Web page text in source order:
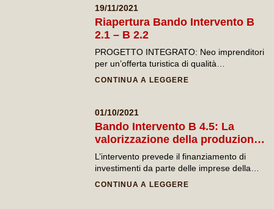
confezionamento e commercializzazione dei
prodotti agricoli di cui all’allegato I del
Trattato, ad eccezione dei prodotti della
pesca.
19/11/2021
Riapertura Bando Intervento B
2.1 – B 2.2
PROGETTO INTEGRATO: Neo imprenditori
per un’offerta turistica di qualità
INTERVENTO B 2.
CONTINUA A LEGGERE
01/10/2021
Bando Intervento B 4.5: La
valorizzazione della produzione
tipica locale attraverso la catena
della ristorazione (Versione 2)
L’intervento prevede il finanziamento di
investimenti da parte delle imprese della
ristorazione che abbiano come risultato
CONTINUA A LEGGERE